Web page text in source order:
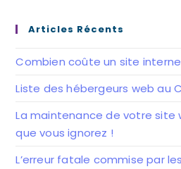
Articles Récents
Combien coûte un site
Liste des hébergeurs web au
La maintenance de votre site
que vous ignorez !
L’erreur fatale commise par